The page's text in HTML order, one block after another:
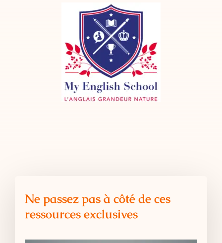
Ne passez pas à côté de ces
ressources exclusives